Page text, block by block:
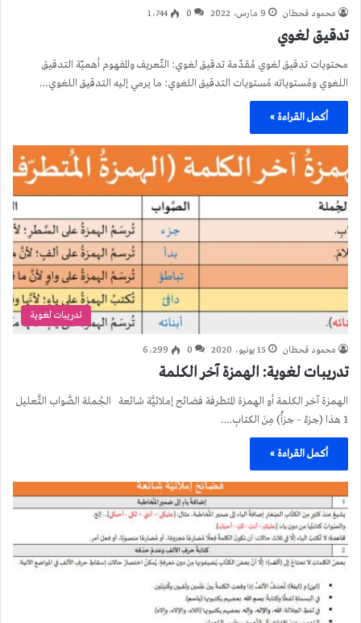
محمود قحطان 9 مارس، 2022 0 1٬744
تدقيق لغوي
محتويات تدقيق لغوي مُقدّمة تدقيق لغوي: التّعريف والمفهوم أهميّة التدقيق
اللغوي ومُستوياته مُستويات التدقيق اللغوي: ما يرمي إليه التدقيق اللغوي…
أكمل القراءة »
تدريبات لغوية
محمود قحطان 15 يونيو، 2020 0 6٬299
تدريبات لغوية: الهمزة آخر الكلمة
الهمزة آخر الكلمة أو الهمزة المتطرفة فضائح إملائيَّة شائعة الجُملة الصَّواب التَّعليل
1 هذا (جزءٌ – جزأٌ) مِنَ الكتابِ.…
أكمل القراءة »